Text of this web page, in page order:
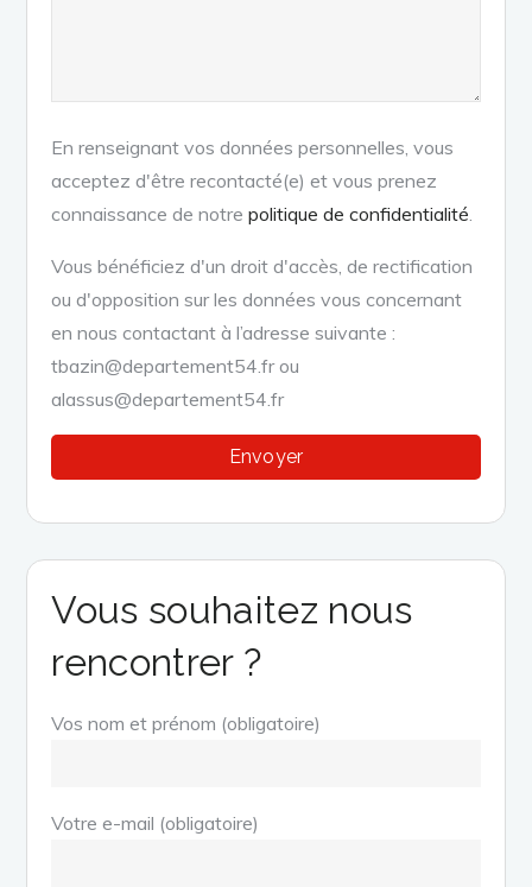
En renseignant vos données personnelles, vous
acceptez d'être recontacté(e) et vous prenez
connaissance de notrepolitique de confidentialité
Vous bénéficiez d'un droit d'accès, de rectification
ou d'opposition sur les données vous concernant
en nous contactant à l’adresse suivante :
tbazin@departement54.fr ou
alassus@departement54.fr
Vous souhaitez nous
rencontrer ?
Vos nom et prénom (obligatoire)
Votre e-mail (obligatoire)